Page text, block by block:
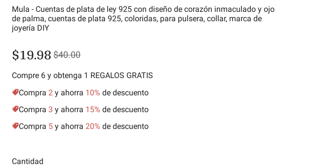
Luminoso
Alfabeto
Amigos de la familia
Animales y Mascotas
Aficiones
Mula - Cuentas de plata de ley 925 con diseño de corazón inmaculado y ojo
de palma, cuentas de plata 925, coloridas, para pulsera, collar, marca de
joyería DIY
$19.98 $40.00
Compre 6 y obtenga 1 REGALOS GRATIS
Compra 2 y ahorra 10% de descuento
Compra 3 y ahorra 15% de descuento
Compra 5 y ahorra 20% de descuento
Cantidad